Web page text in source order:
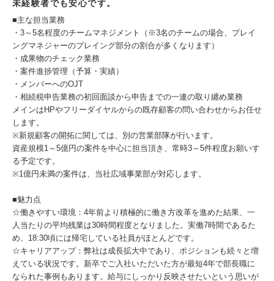
未経験者でも安心です。
■主な担当業務
・3～5名程度のチームマネジメント（※3名のチームの場合、プレイ
ングマネジャーのプレイング部分の割合が多くなります）
・成果物のチェック業務
・案件進捗管理（予算・実績）
・メンバーへのOJT
・相続税申告業務の初回面談から申告までの一連の取り纏め業務
メインはHPやフリーダイヤルからの既存顧客の問い合わせからお任せ
します。
※新規顧客の開拓に関しては、別の営業部隊が行います。
資産規模1～5億円の案件を中心に担当頂き、常時3～5件程度お願いす
る予定です。
※1億円未満の案件は、当社広域事業部が対応します。
■魅力点
☆働きやすい環境：4年前より積極的に働き方改革を進めた結果、一
人当たりの平均残業は30時間程度となりました。実働7時間であるた
め、18:30頃には帰宅している社員がほとんどです。
☆キャリアアップ：弊社は成長拡大中であり、ポジションも続々と増
えている状況です。新卒でご入社いただいた方が最短4年で部長職に
なられた事例もあります。給与にしっかり反映させたいという思いが